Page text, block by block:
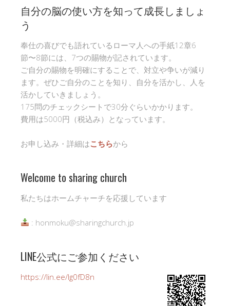
自分の脳の使い方を知って成長しましょ
う
奉仕の喜びでも語れているローマ人への手紙12章6
節〜8節には、7つの賜物が記されています。
ご自分の賜物を明確にすることで、対立や争いが減り
ます。ぜひご自分のことを知り、自分を活かし、人を
活かしていきましょう。
175問のチェックシートで30分ぐらいかかります。
費用は5000円（税込み）となっています。
お申し込み・詳細はこちらから
Welcome to sharing church
私たちはホームチャーチを応援しています
: honmoku@sharingchurch.jp
LINE公式にご参加ください
https://lin.ee/Ig0fD8n